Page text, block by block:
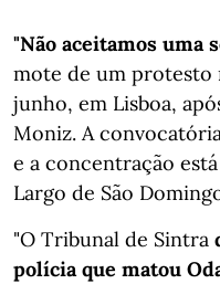
"Não aceitamos uma
mote de um protesto
junho, em Lisboa,
Moniz. A
e a concentração
Largo de São
"O Tribunal de Sintra
polícia que matou